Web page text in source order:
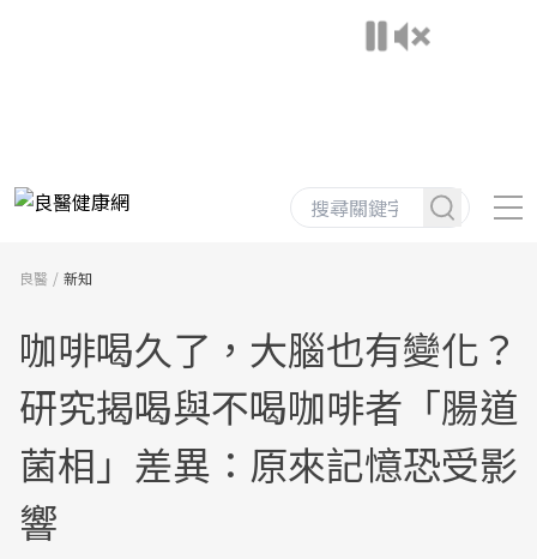
良醫 新知
咖啡喝久了，大腦也有變化？
研究揭喝與不喝咖啡者「腸道
菌相」差異：原來記憶恐受影
響